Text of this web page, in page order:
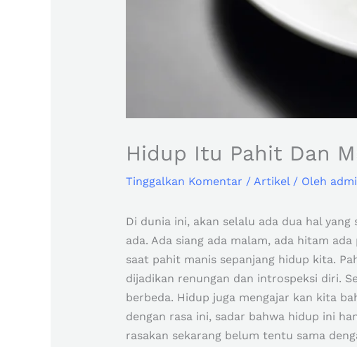
Hidup Itu Pahit Dan
Tinggalkan Komentar / Artikel/ Oleh
Di dunia ini, akan selalu ada dua hal
ada. Ada siang ada malam, ada hitam
saat pahit manis sepanjang hidup kita.
dijadikan renungan dan introspeksi diri.
berbeda. Hidup juga mengajar kan kita
dengan rasa ini, sadar bahwa hidup ini
rasakan sekarang belum tentu sama